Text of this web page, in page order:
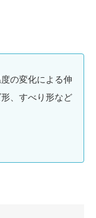
の変化による伸
、すべり形など